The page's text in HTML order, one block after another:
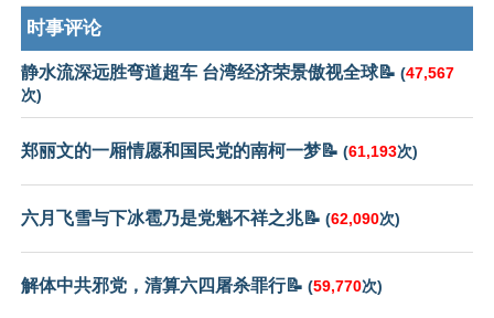
时事评论
静水流深远胜弯道超车 台湾经济荣景傲视全球📝 (47,567
次)
郑丽文的一厢情愿和国民党的南柯一梦📝 (61,193次)
六月飞雪与下冰雹乃是党魁不祥之兆📝 (62,090次)
解体中共邪党，清算六四屠杀罪行📝 (59,770次)